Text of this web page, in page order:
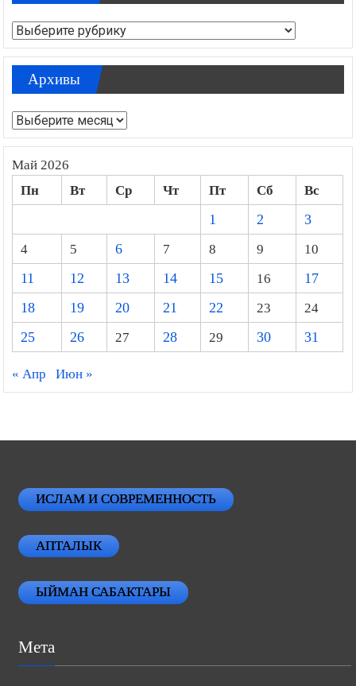
Рубрики
Архивы
Архивы
Май 2026
Пн Вт Ср Чт Пт Сб
Вс
1
2
3
4
5 6 7 8 9
10
11
12 13 14 15 16
17
18
19 20 21 22 23
24
25
26 27 28 29 30 31
« Апр Июн »
ИСЛАМ И СОВРЕМЕННОСТЬ
АПТАЛЫК
ЫЙМАН САБАКТАРЫ
Мета